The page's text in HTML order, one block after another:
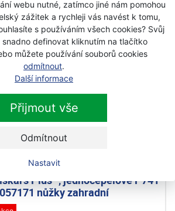
webu nutné, zatímco jiné nám pomohou
zážitek a rychleji vás navést k tomu,
s používáním všech cookies? Svůj
snadno definovat kliknutím na tlačítko
můžete používání souborů cookies
odmítnout.
Další informace
Přijmout vše
Odmítnout
Nastavit
Kč
890 Kč s DPH
Fiskars Jednočepelové zahradní
nůžky 111710A
Skladem
239 Kč s DPH
Plus™, jednočepelové P741
nůžky zahradní